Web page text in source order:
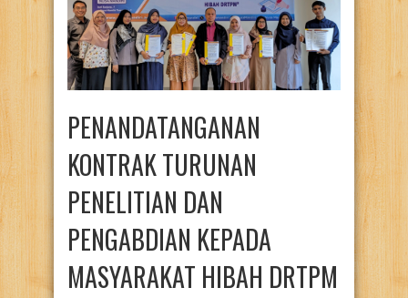
PENANDATANGANAN
KONTRAK TURUNAN
PENELITIAN DAN
PENGABDIAN KEPADA
MASYARAKAT HIBAH DRTPM